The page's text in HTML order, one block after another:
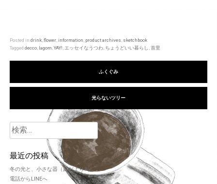
Posted in drink,flower, information, product archives, sketchbook
Tagged decco, lagom,YAY!,エッセイなうつわ, ちょうどいい暮らし,首里
ふくぐみ
光らないツリー
最近の投稿
冬の光と、小さな器（庭だより9）
電話からLINEへ